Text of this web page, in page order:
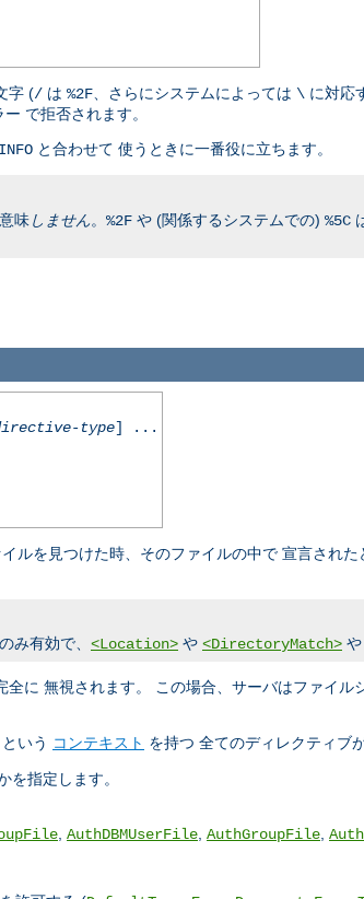
字 (/ は %2F 、さらにシステムによっては \ に対応
で拒否されます。
と合わせて 使うときに一番役に立ちます。
味しません。 %2F や (関係するシステムでの) %5C
type] ...
イルを見つけた時、そのファイルの中で 宣言され
み有効で、 <Location> や <DirectoryMatch> や
全に 無視されます。 この場合、サーバはファイル
という コンテキスト を持つ 全てのディレクティブ
を指定します。
AuthDBMUserFile AuthGroupFile